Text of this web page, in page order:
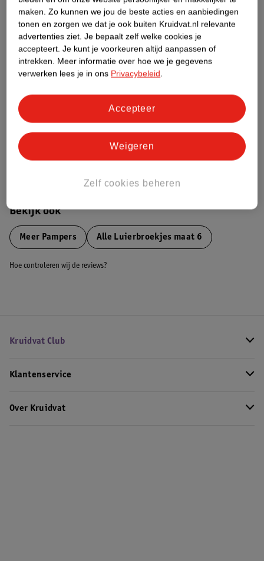
Productinformatie
Etiketinformatie
Nature Impact Score
Dit product heeft (nog) geen Nature
Impact Score.
Bekijk ook
Meer Pampers Alle Luierbroekjes maat 6
Hoe controleren wij de reviews?
Kruidvat Club
Klantenservice
Over Kruidvat
maken. Zo kunnen we jou de beste acties en aanbiedingen
tonen en zorgen we dat je ook buiten Kruidvat.nl relevante
advertenties ziet. Je bepaalt zelf welke cookies je
accepteert. Je kunt je voorkeuren altijd aanpassen of
intrekken. Meer informatie over hoe we je gegevens
verwerken lees je in ons Privacybeleid.
Zelf cookies beheren
Weigeren
Accepteer